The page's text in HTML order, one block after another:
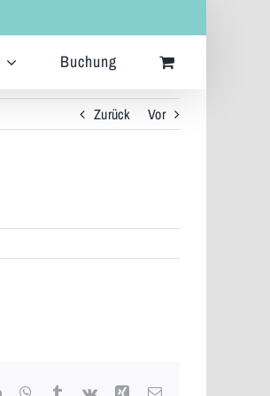
Buchung
Zurück Vor
LinkedInWhatsApp
TumblrVk XingE-